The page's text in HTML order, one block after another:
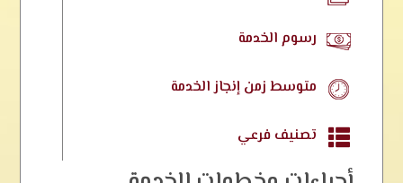
رسوم الخدمة
متوسط زمن إنجاز الخدمة
تصنيف فرعي